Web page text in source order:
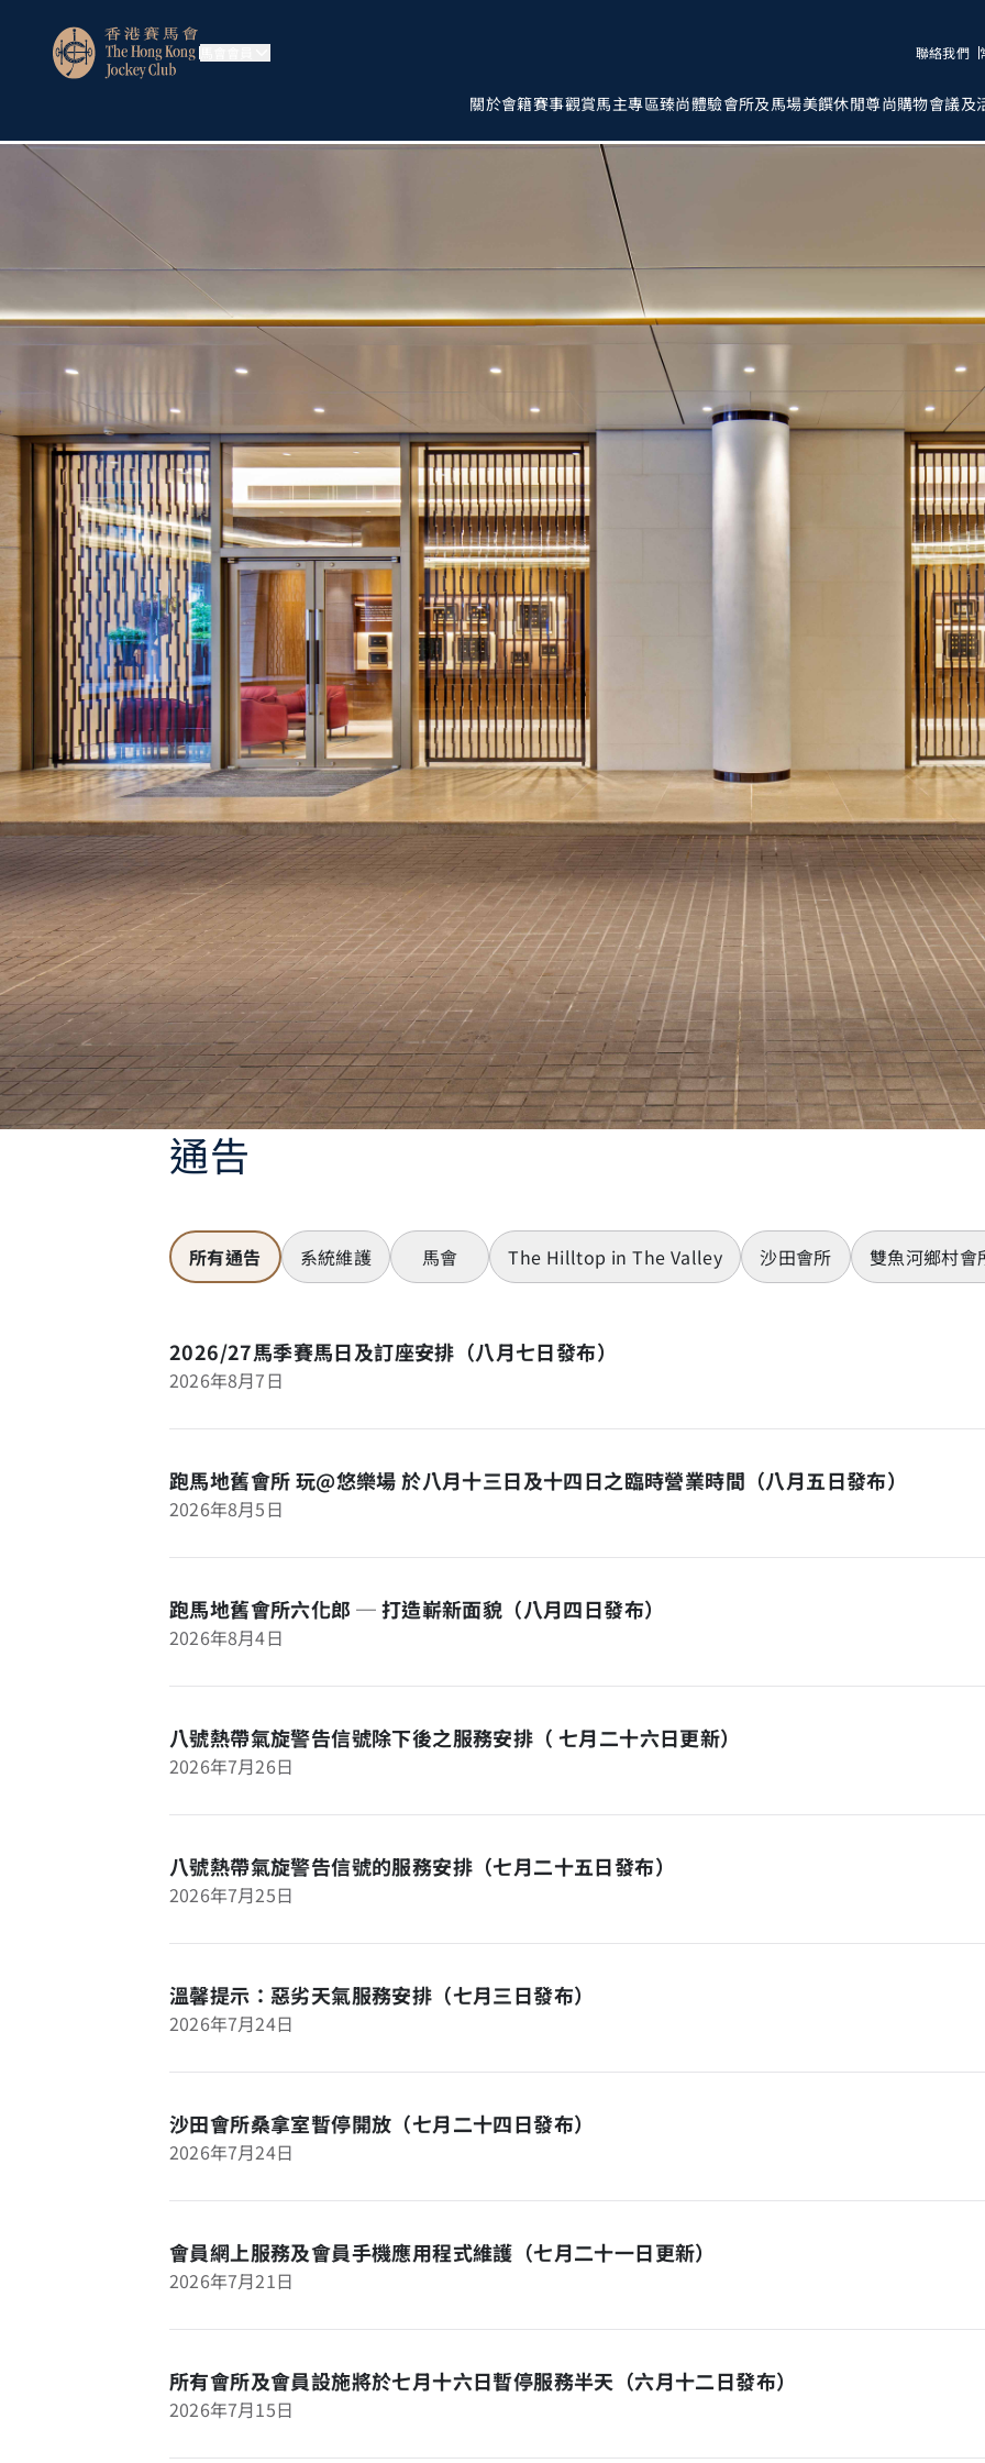
聯絡我們
關於會籍賽事觀賞馬主專區臻尚體驗會所及馬場美饌休閒尊尚購物會議及
通告
所有通告 系統維護 馬會 The Hilltop in The Valley 沙田會所 雙魚河鄉村會
2026/27馬季賽馬日及訂座安排（八月七日發布）
2026年8月7日
跑馬地舊會所 玩@悠樂場 於八月十三日及十四日之臨時營業時間（八月五日發布）
2026年8月5日
跑馬地舊會所六化郎 ─ 打造嶄新面貌（八月四日發布）
2026年8月4日
八號熱帶氣旋警告信號除下後之服務安排（ 七月二十六日更新）
2026年7月26日
八號熱帶氣旋警告信號的服務安排（七月二十五日發布）
2026年7月25日
溫馨提示：惡劣天氣服務安排（七月三日發布）
2026年7月24日
沙田會所桑拿室暫停開放（七月二十四日發布）
2026年7月24日
會員網上服務及會員手機應用程式維護（七月二十一日更新）
2026年7月21日
所有會所及會員設施將於七月十六日暫停服務半天（六月十二日發布）
2026年7月15日